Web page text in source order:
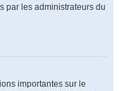
par les administrateurs du
importantes sur le